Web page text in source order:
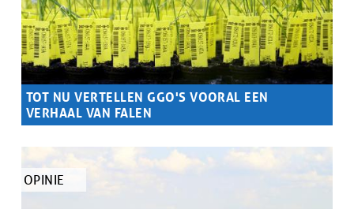
TOT NU VERTELLEN GGO'S VOORAL EEN
VERHAAL VAN FALEN
TYPE
OPINIE